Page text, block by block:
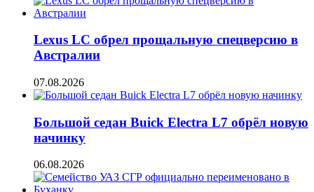
Lexus LC обрел прощальную спецверсию в
Австралии
07.08.2026
Большой седан Buick Electra L7 обрёл новую
начинку
06.08.2026